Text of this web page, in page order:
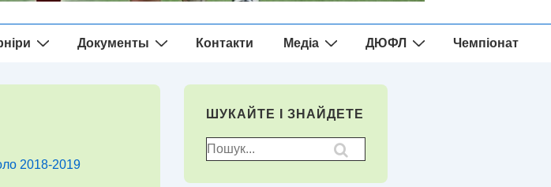
Документы Контакти Медіа ДЮФЛ Чемпіонат
2018-2019
ШУКАЙТЕ І ЗНАЙДЕТЕ
Пошук
для: